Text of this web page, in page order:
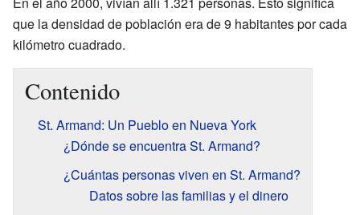
que la densidad de población era de 9 habitantes por cada
kilómetro cuadrado.
Contenido
St. Armand: Un Pueblo en Nueva York
¿Dónde se encuentra St. Armand?
¿Cuántas personas viven en St. Armand?
Datos sobre las familias y el dinero